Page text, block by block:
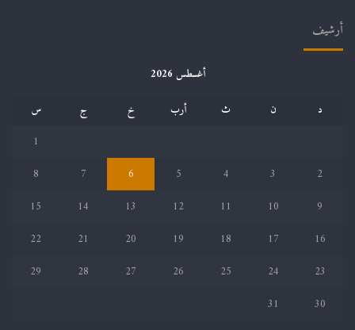
أرشيف
أغسطس 2026
د
ن ث أرب خ ج
س
1
2
3
4
5
6
7
8
9
10
11
12
13
14
15
16
17
18
19
20
21
22
23
24
25
26
27
28
29
30
31